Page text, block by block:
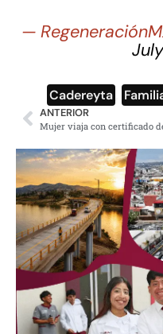
—
Cadereyta
ANTERIOR